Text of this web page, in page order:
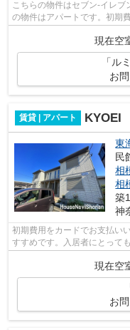
こちらの物件はセブン-イレブ
の物件はアパートです。初期
現在空
「ル
お
賃貸 | アパート KYOEI
東
民
相
相
築
神
初期費用をカードでお支払い
すすめです。入居者にとって
す。こちらの物件はアパート
現在空
お